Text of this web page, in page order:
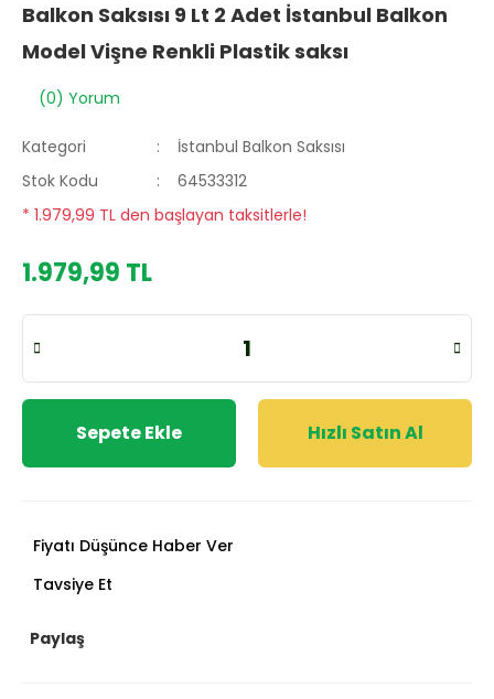
Balkon Saksısı 9 Lt 2 Adet İstanbul Balkon
Model Vişne Renkli Plastik saksı
(0) Yorum
Kategori
İstanbul Balkon Saksısı
Stok Kodu
64533312
* 1.979,99 TL den başlayan taksitlerle!
1.979,99 TL
Sepete Ekle Hızlı Satın Al
Fiyatı Düşünce Haber Ver
Tavsiye Et
Paylaş